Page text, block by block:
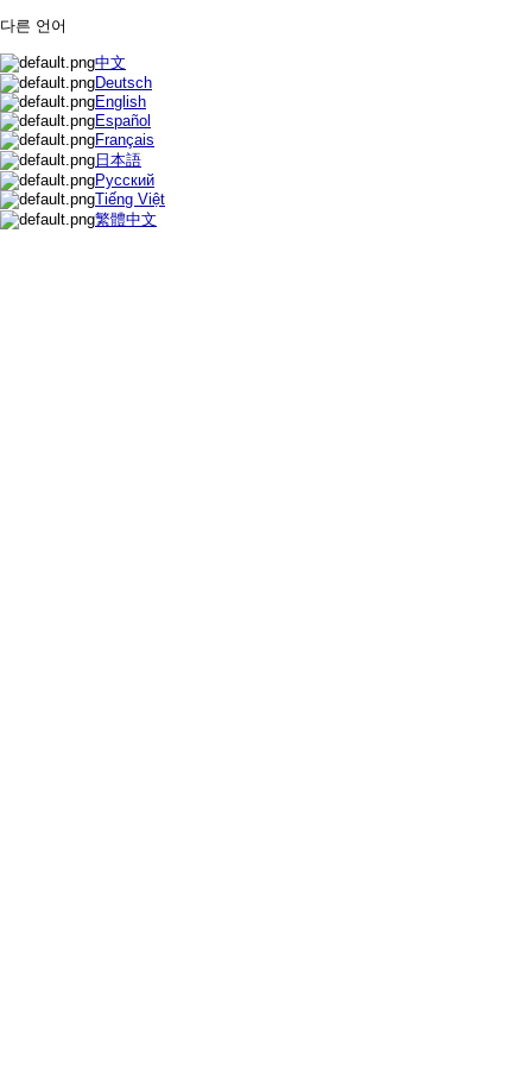
다른 언어
中文
Deutsch
English
Español
Français
日本語
Русский
Tiếng Việt
繁體中文